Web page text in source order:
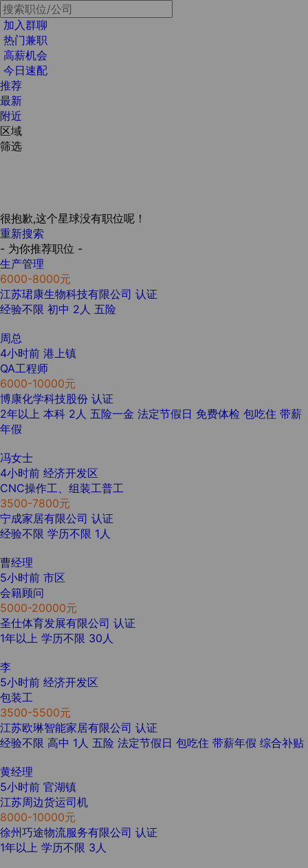
加入群聊
热门兼职
高薪机会
今日速配
推荐
最新
附近
区域
筛选
很抱歉,这个星球没有职位呢！
重新搜索
- 为你推荐职位 -
生产管理
6000-8000元
江苏珺康生物科技有限公司 认证
经验不限 初中 2人 五险
周总
4小时前 港上镇
QA工程师
6000-10000元
博康化学科技股份 认证
2年以上 本科 2人 五险一金 法定节假日 免费体检 包吃住 带薪
年假
冯女士
4小时前 经济开发区
CNC操作工、组装工普工
3500-7800元
宁成家居有限公司 认证
经验不限 学历不限 1人
曹经理
5小时前 市区
会籍顾问
5000-20000元
圣仕体育发展有限公司 认证
1年以上 学历不限 30人
李
5小时前 经济开发区
包装工
3500-5500元
江苏欧琳智能家居有限公司 认证
经验不限 高中 1人 五险 法定节假日 包吃住 带薪年假 综合补贴
黄经理
5小时前 官湖镇
江苏周边货运司机
8000-10000元
徐州巧途物流服务有限公司 认证
1年以上 学历不限 3人